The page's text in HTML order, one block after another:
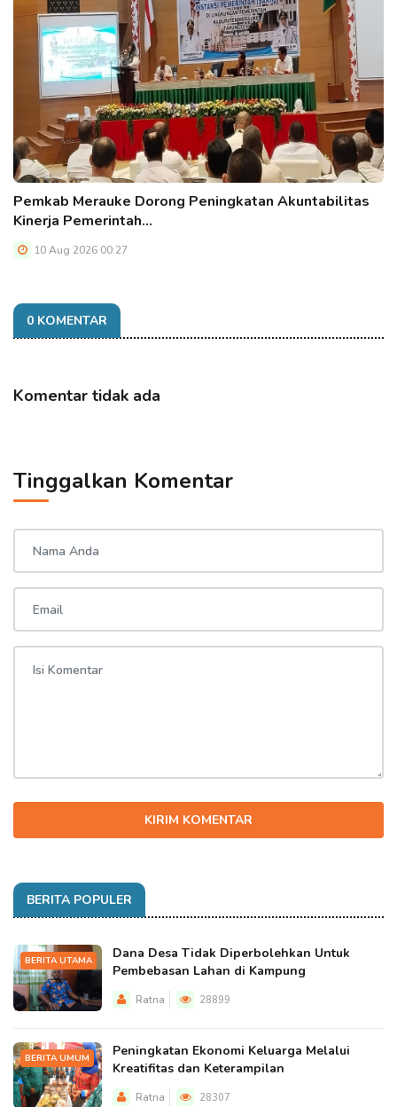
Pemkab Merauke Dorong Peningkatan Akuntabilitas
Kinerja Pemerintah…
10 Aug 2026 00:27
0 KOMENTAR
Komentar tidak ada
Tinggalkan Komentar
KIRIM KOMENTAR
BERITA POPULER
BERITA UTAMA
Dana Desa Tidak Diperbolehkan Untuk
Pembebasan Lahan di Kampung
Ratna 28899
BERITA UMUM
Peningkatan Ekonomi Keluarga Melalui
Kreatifitas dan Keterampilan
Ratna 28307